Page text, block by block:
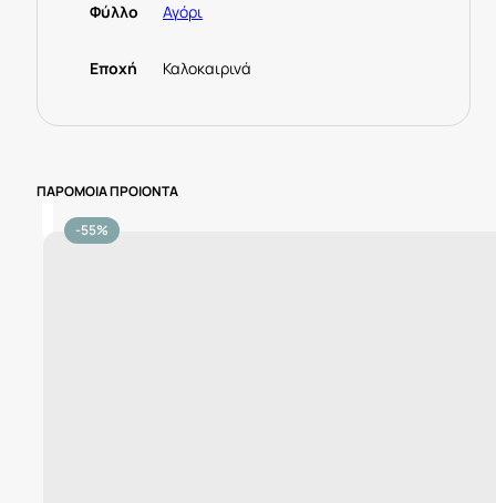
Φύλλο Αγόρι
Εποχή Καλοκαιρινά
ΠΑΡΟΜΟΙΑ ΠΡΟΙΟΝΤΑ
-55%